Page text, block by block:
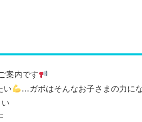
案内です
い
…ガボはそんなお子さまの力に